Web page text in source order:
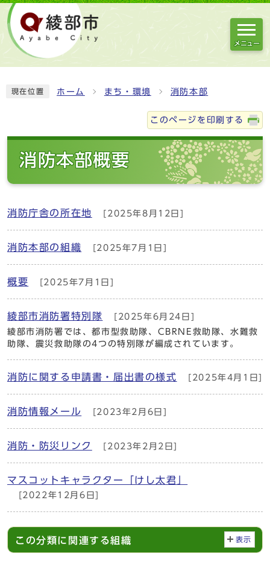
メニュー
現在位置 ホーム まち・環境 消防本部
このページを印刷する
消防本部概要
消防庁舎の所在地 [2025年8月12日]
消防本部の組織 [2025年7月1日]
概要 [2025年7月1日]
綾部市消防署特別隊 [2025年6月24日]
綾部市消防署では、都市型救助隊、CBRNE救助隊、水難救
助隊、震災救助隊の4つの特別隊が編成されています。
消防に関する申請書・届出書の様式 [2025年4月1日]
消防情報メール [2023年2月6日]
消防・防災リンク [2023年2月2日]
マスコットキャラクター「けし太君」
[2022年12月6日]
この分類に関連する組織 表示